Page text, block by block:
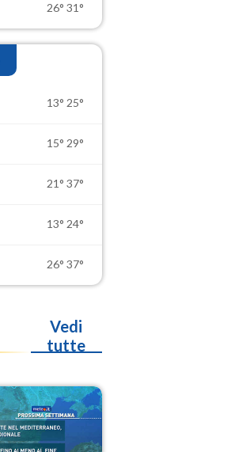
26° 31°
13° 25°
15° 29°
21° 37°
13° 24°
26° 37°
Vedi
tutte